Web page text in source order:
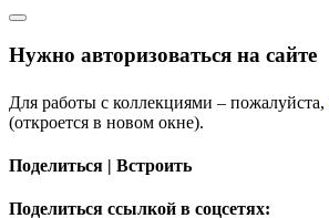
Нужно авторизоваться на сайте
Для работы с коллекциями – пожалуйста,
(откроется в новом окне).
Поделиться | Встроить
Поделиться ссылкой в соцсетях: